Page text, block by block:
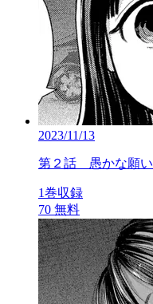
2023/11/13
第２話 愚かな願い
1巻収録
70 無料